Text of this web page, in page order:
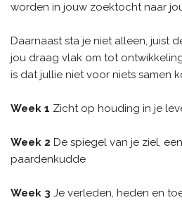
worden in jouw zoektocht naar
Daarnaast sta je niet alleen, juist
jou draag vlak om tot
is dat jullie niet voor niets samen
Week 1 Zicht op houding in je
Week 2 De spiegel van je ziel,
paardenkudde
Week 3 Je verleden, heden en